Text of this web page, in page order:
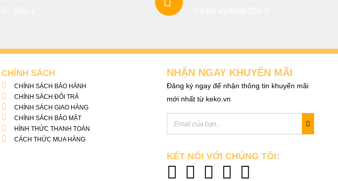
CHÍNH SÁCH
CHÍNH SÁCH BẢO HÀNH
CHÍNH SÁCH ĐỔI TRẢ
CHÍNH SÁCH GIAO HÀNG
CHÍNH SÁCH BẢO MẬT
HÌNH THỨC THANH TOÁN
CÁCH THỨC MUA HÀNG
NHẬN NGAY KHUYẾN MÃI
Đăng ký ngay để nhận thông tin khuyến mãi
mới nhất từ keko.vn
KẾT NỐI VỚI CHÚNG TÔI: